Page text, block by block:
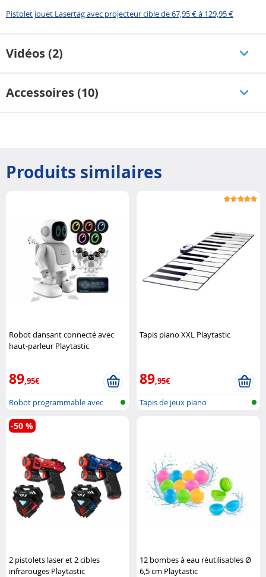
Pistolet jouet Lasertag avec projecteur cible de 67,95 € à 129,95 €
Vidéos (2)
Accessoires (10)
Produits similaires
Robot dansant connecté avec
haut-parleur Playtastic
89,95€
Robot programmable avec
haut-parleu..
Tapis piano XXL Playtastic
89,95€
Tapis de jeux piano
2 pistolets laser et 2 cibles
infrarouges Playtastic
-50 %
12 bombes à eau réutilisables Ø
6,5 cm Playtastic